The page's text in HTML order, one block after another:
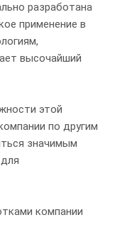
разработана
применение в
высочайший
этой
по другим
значимым
компании